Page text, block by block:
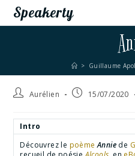
Speakerty
> Guillaume
Aurélien 15/07/2020
Intro
Découvrez le poème Annie de